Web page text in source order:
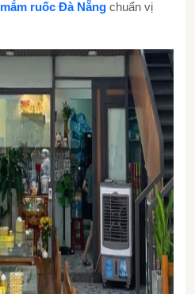
mắm ruốc Đà Nẵng chuẩn vị